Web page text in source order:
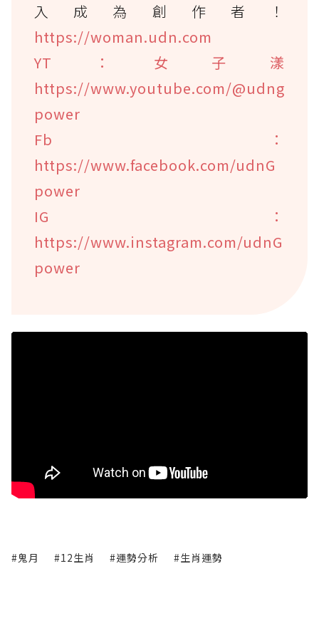
入成為創作者！
https://woman.udn.com
YT：女子漾
https://www.youtube.com/@udng
power
Fb：
https://www.facebook.com/udnG
power
IG：
https://www.instagram.com/udnG
power
#鬼月 #12生肖 #運勢分析 #生肖運勢